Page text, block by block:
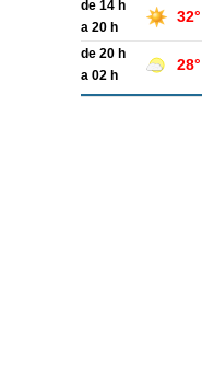
de 14 h
a 20 h
32°
de 20 h
a 02 h
28°